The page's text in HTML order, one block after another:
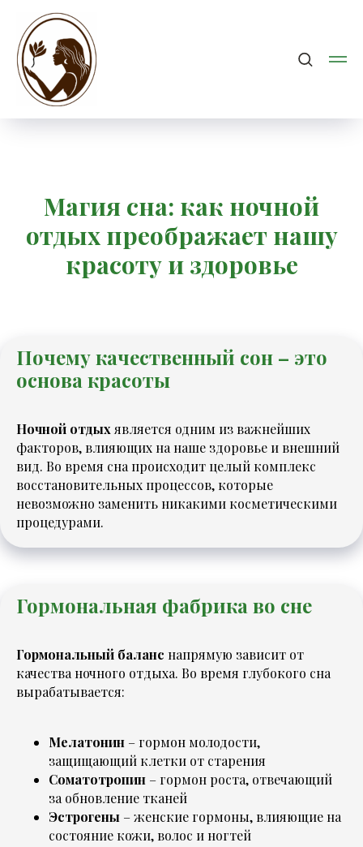
Магия сна: как ночной
отдых преображает нашу
красоту и здоровье
Почему качественный сон – это
основа красоты
Ночной отдых является одним из важнейших
факторов, влияющих на наше здоровье и внешний
вид. Во время сна происходит целый комплекс
восстановительных процессов, которые
невозможно заменить никакими косметическими
процедурами.
Гормональная фабрика во сне
Гормональный баланс напрямую зависит от
качества ночного отдыха. Во время глубокого сна
вырабатывается:
Мелатонин – гормон молодости,
защищающий клетки от старения
Соматотропин – гормон роста, отвечающий
за обновление тканей
Эстрогены – женские гормоны, влияющие на
состояние кожи, волос и ногтей